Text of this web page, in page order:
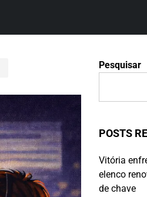
Pesquisar
POSTS
Vitória
elenco
de chave